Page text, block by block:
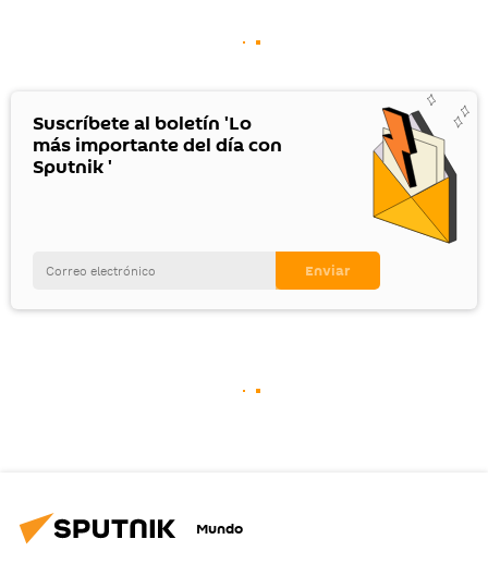
Suscríbete al boletín 'Lo
más importante del día con
Sputnik '
Mundo